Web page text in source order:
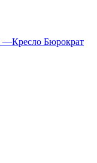
—Кресло Бюрократ